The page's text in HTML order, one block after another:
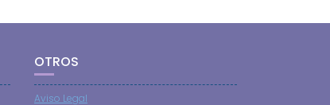
OTROS
Aviso Legal